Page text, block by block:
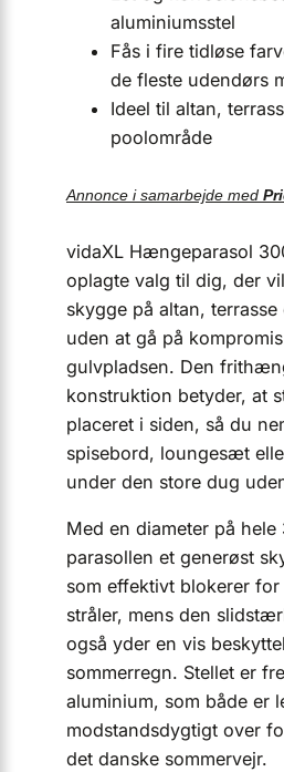
aluminiumsstel
Fås i fire tidløse
de fleste udendørs
Ideel til altan,
poolområde
Annonce i samarbejde med
vidaXL Hængeparasol
oplagte valg til dig, der
skygge på altan, terrasse
uden at gå på
gulvpladsen. Den
konstruktion betyder, at
placeret i siden, så du
spisebord, loungesæt
under den store dug
Med en diameter på hele
parasollen et generøst
som effektivt blokerer for
stråler, mens den
også yder en vis
sommerregn. Stellet er
aluminium, som både er
modstandsdygtigt over
det danske sommervejr.